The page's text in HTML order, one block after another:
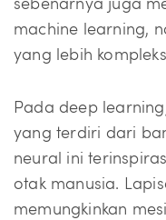
sebenarnya juga
machine learning,
yang lebih
Pada deep
yang terdiri dari
neural ini
otak manusia.
memungkinkan